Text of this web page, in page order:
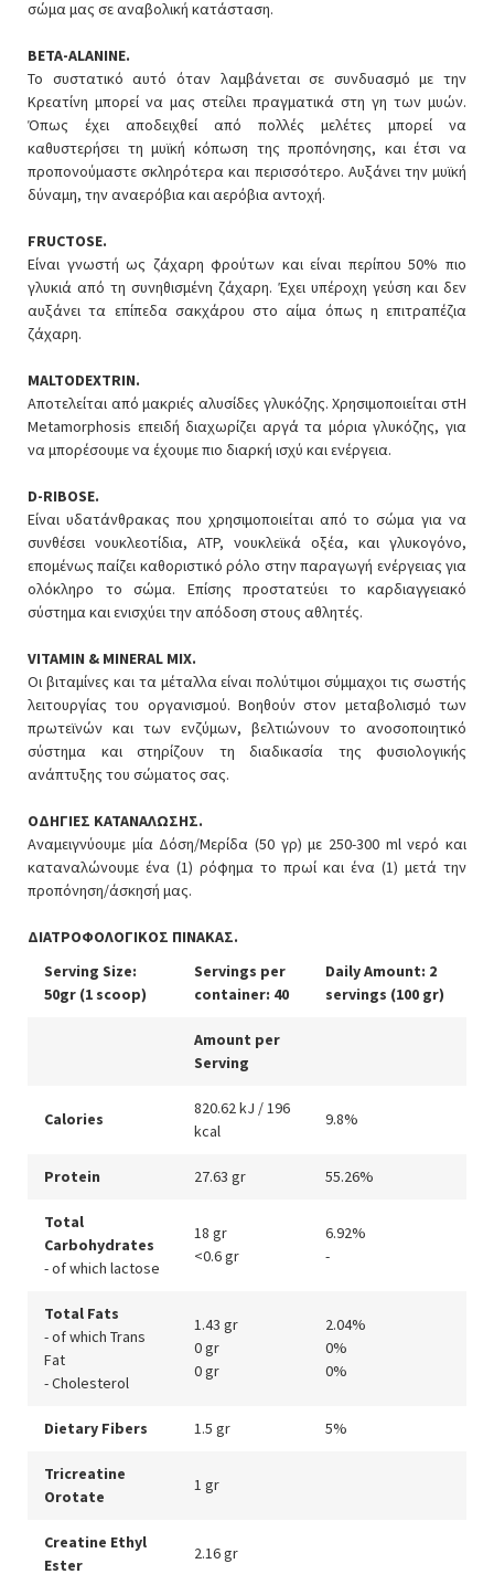
σώμα μας σε αναβολική κατάσταση.
BETA-ALANINE.
Το συστατικό αυτό όταν λαμβάνεται σε συνδυασμό με την
Κρεατίνη μπορεί να μας στείλει πραγματικά στη γη των μυών.
Όπως έχει αποδειχθεί από πολλές μελέτες μπορεί να
καθυστερήσει τη μυϊκή κόπωση της προπόνησης, και έτσι να
προπονούμαστε σκληρότερα και περισσότερο. Αυξάνει την μυϊκή
δύναμη, την αναερόβια και αερόβια αντοχή.
FRUCTOSE.
Είναι γνωστή ως ζάχαρη φρούτων και είναι περίπου 50% πιο
γλυκιά από τη συνηθισμένη ζάχαρη. Έχει υπέροχη γεύση και δεν
αυξάνει τα επίπεδα σακχάρου στο αίμα όπως η επιτραπέζια
ζάχαρη.
MALTODEXTRIN.
Αποτελείται από μακριές αλυσίδες γλυκόζης. Χρησιμοποιείται στΗ
Metamorphosis επειδή διαχωρίζει αργά τα μόρια γλυκόζης, για
να μπορέσουμε να έχουμε πιο διαρκή ισχύ και ενέργεια.
D-RIBOSE.
Είναι υδατάνθρακας που χρησιμοποιείται από το σώμα για να
συνθέσει νουκλεοτίδια, ATP, νουκλεϊκά οξέα, και γλυκογόνο,
επομένως παίζει καθοριστικό ρόλο στην παραγωγή ενέργειας για
ολόκληρο το σώμα. Επίσης προστατεύει το καρδιαγγειακό
σύστημα και ενισχύει την απόδοση στους αθλητές.
VITAMIN & MINERAL MIX.
Οι βιταμίνες και τα μέταλλα είναι πολύτιμοι σύμμαχοι τις σωστής
λειτουργίας του οργανισμού. Βοηθούν στον μεταβολισμό των
πρωτεϊνών και των ενζύμων, βελτιώνουν το ανοσοποιητικό
σύστημα και στηρίζουν τη διαδικασία της φυσιολογικής
ανάπτυξης του σώματος σας.
ΟΔΗΓΙΕΣ ΚΑΤΑΝΑΛΩΣΗΣ.
Αναμειγνύουμε μία Δόση/Μερίδα (50 γρ) με 250-300 ml νερό και
καταναλώνουμε ένα (1) ρόφημα το πρωί και ένα (1) μετά την
προπόνηση/άσκησή μας.
ΔΙΑΤΡΟΦΟΛΟΓΙΚΟΣ ΠΙΝΑΚΑΣ.
Serving Size:
50gr (1 scoop)
Servings per
container: 40
Daily Amount: 2
servings (100 gr)
Amount per
Serving
Calories
820.62 kJ / 196
kcal
9.8%
Protein 27.63 gr 55.26%
Total
Carbohydrates
- of which lactose
18 gr
<0.6 gr
6.92%
-
Total Fats
- of which Trans
Fat
- Cholesterol
1.43 gr
0 gr
0 gr
2.04%
0%
0%
Dietary Fibers 1.5 gr 5%
Tricreatine
Orotate
1 gr
Creatine Ethyl
Ester
2.16 gr